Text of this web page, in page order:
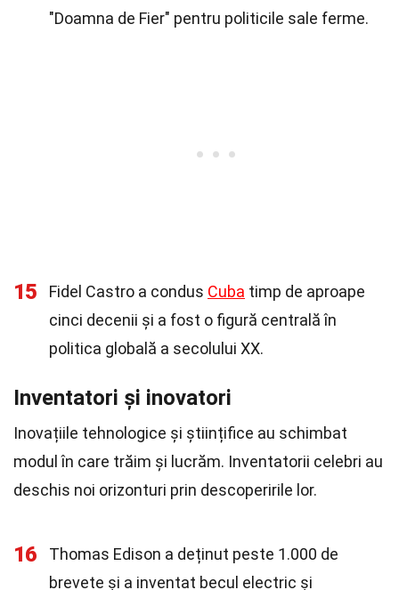
"Doamna de Fier" pentru politicile sale ferme.
15 Fidel Castro a condus Cuba timp de aproape
cinci decenii și a fost o figură centrală în
politica globală a secolului XX.
Inventatori și inovatori
Inovațiile tehnologice și științifice au schimbat
modul în care trăim și lucrăm. Inventatorii celebri au
deschis noi orizonturi prin descoperirile lor.
16
Thomas Edison a deținut peste 1.000 de
brevete și a inventat becul electric și